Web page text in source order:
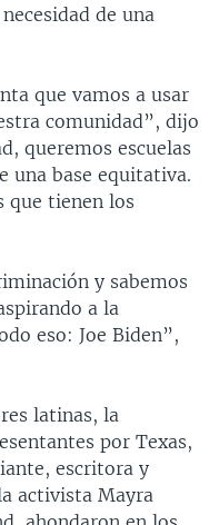
de una
que vamos a usar
comunidad”, dijo
queremos escuelas
una base equitativa.
que tienen los
y sabemos
a la
eso: Joe Biden”,
latinas, la
por Texas,
escritora y
activista Mayra